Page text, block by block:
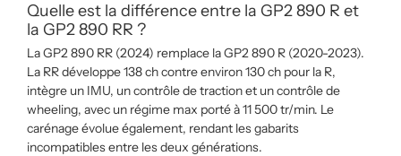
Quelle est la différence entre la GP2 890 R et
la GP2 890 RR ?
La GP2 890 RR (2024) remplace la GP2 890 R (2020-2023).
La RR développe 138 ch contre environ 130 ch pour la R,
intègre un IMU, un contrôle de traction et un contrôle de
wheeling, avec un régime max porté à 11 500 tr/min. Le
carénage évolue également, rendant les gabarits
incompatibles entre les deux générations.